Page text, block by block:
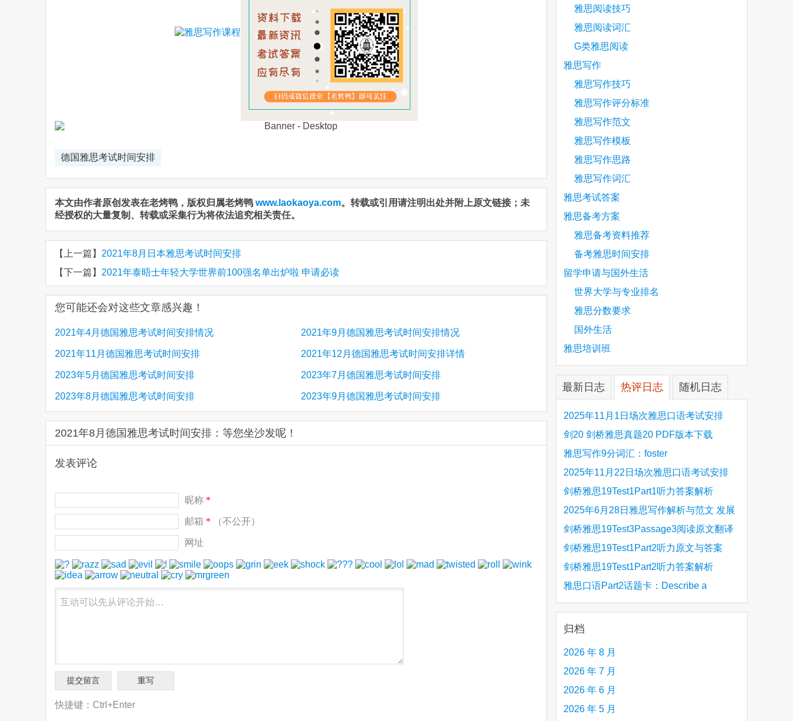
德国雅思考试时间安排
本文由作者原创发表在老烤鸭，版权归属老烤鸭 www.laokaoya.com。转载或引用请注明出处并附上原文链接；未
经授权的大量复制、转载或采集行为将依法追究相关责任。
【上一篇】 2021年8月日本雅思考试时间安排
【下一篇】 2021年泰晤士年轻大学世界前100强名单出炉啦 申请必读
您可能还会对这些文章感兴趣！
2021年4月德国雅思考试时间安排情况 2021年9月德国雅思考试时间安排情况
2021年11月德国雅思考试时间安排 2021年12月德国雅思考试时间安排详情
2023年5月德国雅思考试时间安排 2023年7月德国雅思考试时间安排
2023年8月德国雅思考试时间安排 2023年9月德国雅思考试时间安排
2021年8月德国雅思考试时间安排：等您坐沙发呢！
发表评论
昵称 *
邮箱 * （不公开）
网址
快捷键：Ctrl+Enter
雅思阅读技巧
雅思阅读词汇
G类雅思阅读
雅思写作
雅思写作技巧
雅思写作评分标准
雅思写作范文
雅思写作模板
雅思写作思路
雅思写作词汇
雅思考试答案
雅思备考方案
雅思备考资料推荐
备考雅思时间安排
留学申请与国外生活
世界大学与专业排名
雅思分数要求
国外生活
雅思培训班
最新日志 热评日志 随机日志
2025年11月1日场次雅思口语考试安排
剑20 剑桥雅思真题20 PDF版本下载
雅思写作9分词汇：foster
2025年11月22日场次雅思口语考试安排
剑桥雅思19Test1Part1听力答案解析
Hinchingbrooke Country Park
2025年6月28日雅思写作解析与范文 发展
旅游业 手把手带你写高分范文
剑桥雅思19Test3Passage3阅读原文翻译
Is the era of artificial speech translation
upon us 人工智能语言翻译
剑桥雅思19Test1Part2听力原文与答案
Stanthorpe Twinning Association
剑桥雅思19Test1Part2听力答案解析
Stanthorpe Twinning Association
雅思口语Part2话题卡：Describe a
creative person (e.g. an artist, a musician,
etc.) you admire 钦佩的有创造力的人
归档
2026 年 8 月
2026 年 7 月
2026 年 6 月
2026 年 5 月